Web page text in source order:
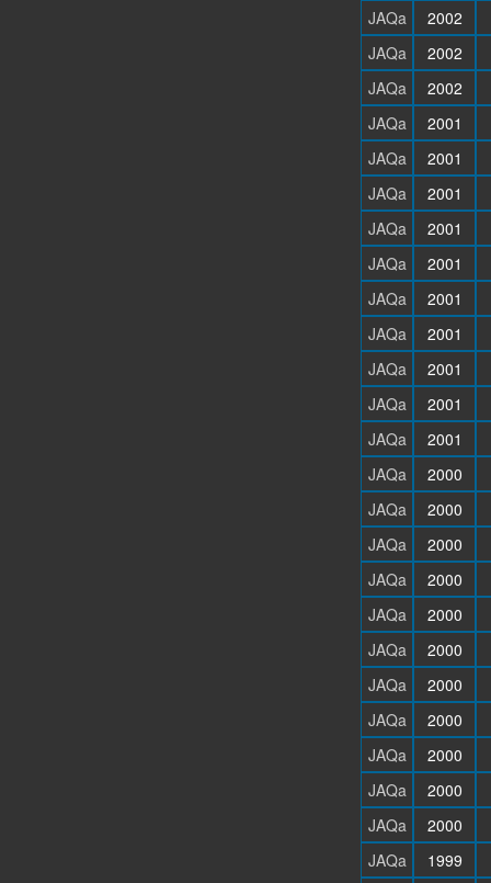
JAQa
2002
JAQa
2002
JAQa
2002
JAQa
2001
JAQa
2001
JAQa
2001
JAQa
2001
JAQa
2001
JAQa
2001
JAQa
2001
JAQa
2001
JAQa
2001
JAQa
2001
JAQa
2000
JAQa
2000
JAQa
2000
JAQa
2000
JAQa
2000
JAQa
2000
JAQa
2000
JAQa
2000
JAQa
2000
JAQa
2000
JAQa
2000
JAQa
1999